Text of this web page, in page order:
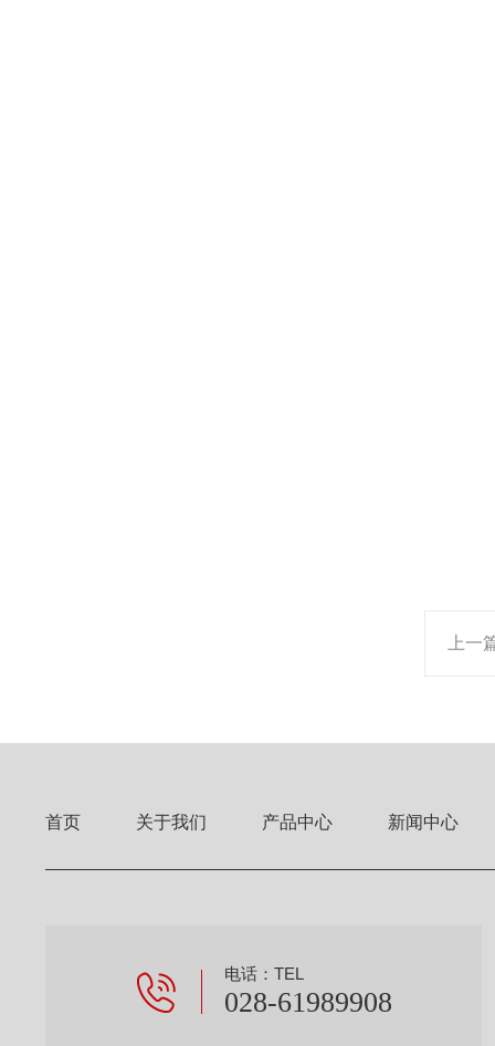
上一
首页 关于我们 产品中心 新闻中心
电话：TEL
028-61989908